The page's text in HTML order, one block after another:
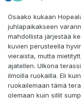
Osaako kukaan
juhlapaikakseen
mahdollista järjestää
kuvien perusteella
vieraista, mutta
ajatellen. Ulkona
ilmoilla ruokailla. Eli
ruokailemaan tämä
olemaan kuin sillit